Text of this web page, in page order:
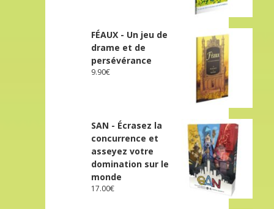
FÉAUX - Un jeu de
drame et de
persévérance
9.90€
SAN - Écrasez la
concurrence et
asseyez votre
domination sur le
monde
17.00€